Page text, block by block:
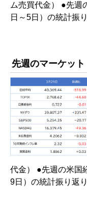
ム売買代金） ●先週
日～5日）の統計振
先週のマーケット
代金） ●先週の米国
9日）の統計振り返